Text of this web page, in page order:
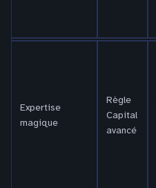
Expertise
magique
Règle
Capital
avancé